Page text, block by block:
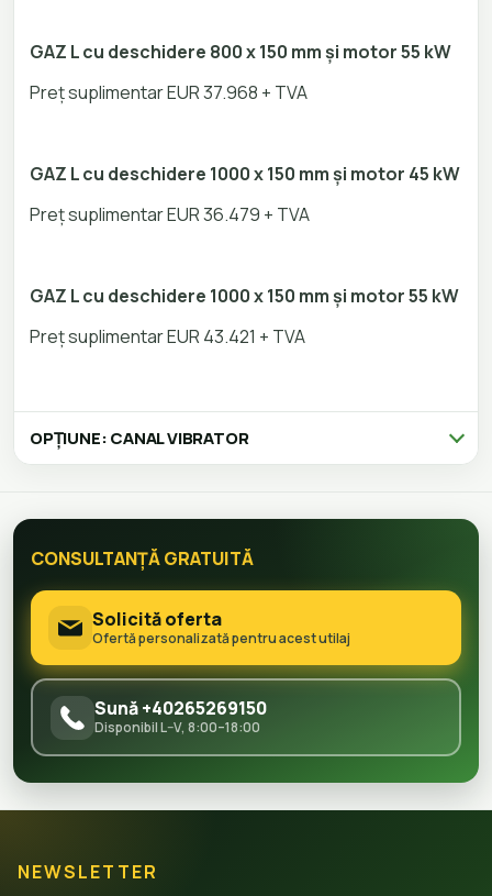
GAZ L cu deschidere 800 x 150 mm și motor 55 kW
Preț suplimentar EUR 37.968 + TVA
GAZ L cu deschidere 1000 x 150 mm și motor 45 kW
Preț suplimentar EUR 36.479 + TVA
GAZ L cu deschidere 1000 x 150 mm și motor 55 kW
Preț suplimentar EUR 43.421 + TVA
OPȚIUNE: CANAL VIBRATOR
CONSULTANȚĂ GRATUITĂ
Solicită oferta
Ofertă personalizată pentru acest utilaj
Sună +40265269150
Disponibil L–V, 8:00–18:00
NEWSLETTER